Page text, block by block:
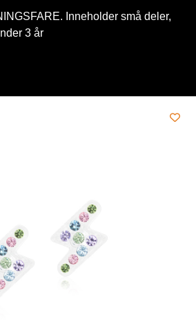
Inneholder små deler,
3 år